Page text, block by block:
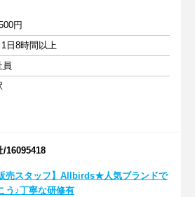
円
日8時間以上
員
16095418
販売スタッフ】Allbirds★人気ブランドで
う♪丁寧な研修有